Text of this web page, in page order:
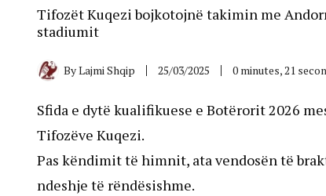
Tifozët Kuqezi bojkotojnë takimin me
stadiumit
ByLajmi Shqip 25/03/2025 0 minutes, 21
Sfida e dytë kualifikuese e Botërorit 2026
Tifozëve Kuqezi.
Pas këndimit të himnit, ata vendosën të
ndeshje të rëndësishme.